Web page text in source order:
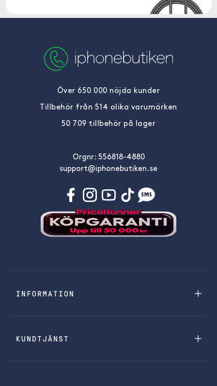
Över 650 000 nöjda kunder
Tillbehör från 514 olika varumärken
50 709 tillbehör på lager
Orgnr: 556818-4880
support@iphonebutiken.se
INFORMATION
KUNDTJÄNST